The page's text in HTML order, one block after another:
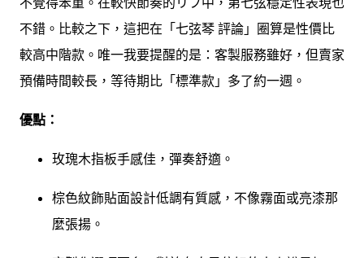
不錯。比較之下，這把在「七弦琴 評論」圈算是性價比
較高中階款。唯一我要提醒的是：客製服務雖好，但賣家
預備時間較長，等待期比「標準款」多了約一週。
優點：
玫瑰木指板手感佳，彈奏舒適。
棕色紋飾貼面設計低調有質感，不像霧面或亮漆那
麼張揚。